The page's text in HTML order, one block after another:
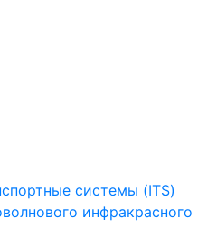
системы (ITS)
инфракрасного